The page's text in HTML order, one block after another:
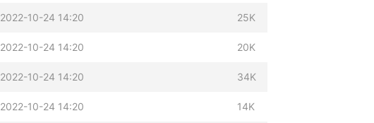
2022-10-24 14:20 25K
2022-10-24 14:20 20K
2022-10-24 14:20 34K
2022-10-24 14:20 14K